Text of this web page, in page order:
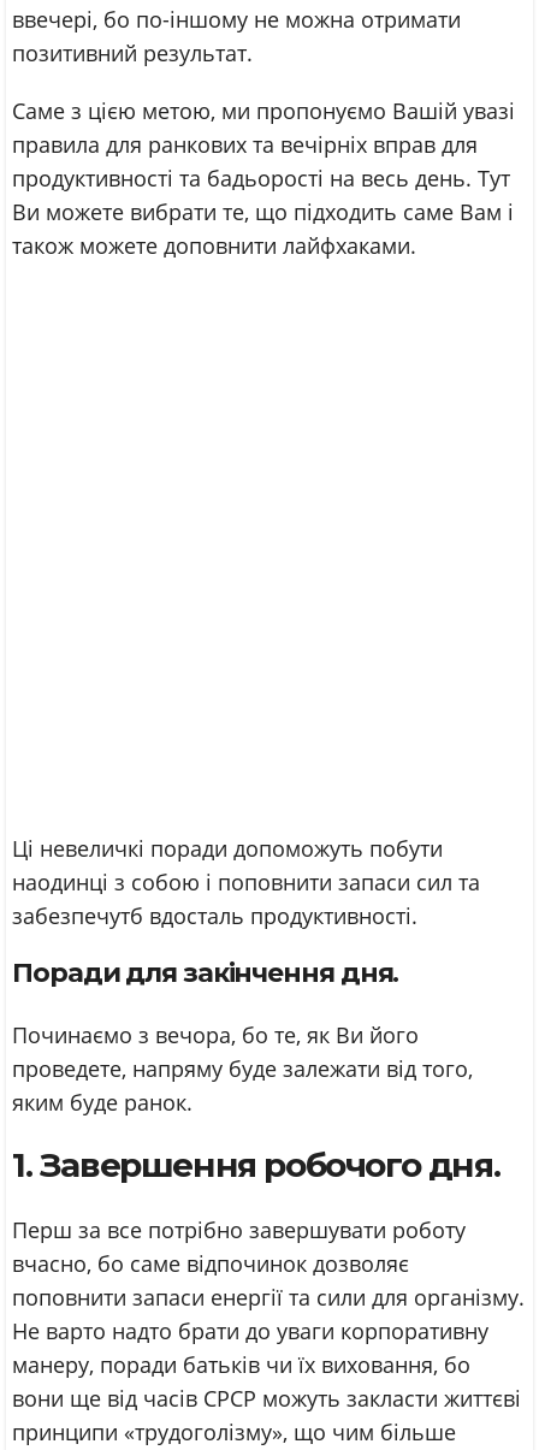
ввечері, бо по-іншому не можна отримати
позитивний результат.
Саме з цією метою, ми пропонуємо Вашій увазі
правила для ранкових та вечірніх вправ для
продуктивності та бадьорості на весь день. Тут
Ви можете вибрати те, що підходить саме Вам і
також можете доповнити лайфхаками.
Ці невеличкі поради допоможуть побути
наодинці з собою і поповнити запаси сил та
забезпечутб вдосталь продуктивності.
Поради для закінчення дня.
Починаємо з вечора, бо те, як Ви його
проведете, напряму буде залежати від того,
яким буде ранок.
1. Завершення робочого дня.
Перш за все потрібно завершувати роботу
вчасно, бо саме відпочинок дозволяє
поповнити запаси енергії та сили для організму.
Не варто надто брати до уваги корпоративну
манеру, поради батьків чи їх виховання, бо
вони ще від часів СРСР можуть закласти життєві
принципи «трудоголізму», що чим більше